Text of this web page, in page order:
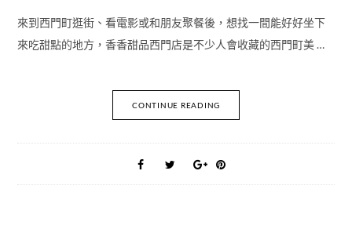
來到西門町逛街、看電影或和朋友聚餐後，想找一間能好好坐下
來吃甜點的地方，香香甜品西門店是不少人會收藏的西門町美 …
CONTINUE READING